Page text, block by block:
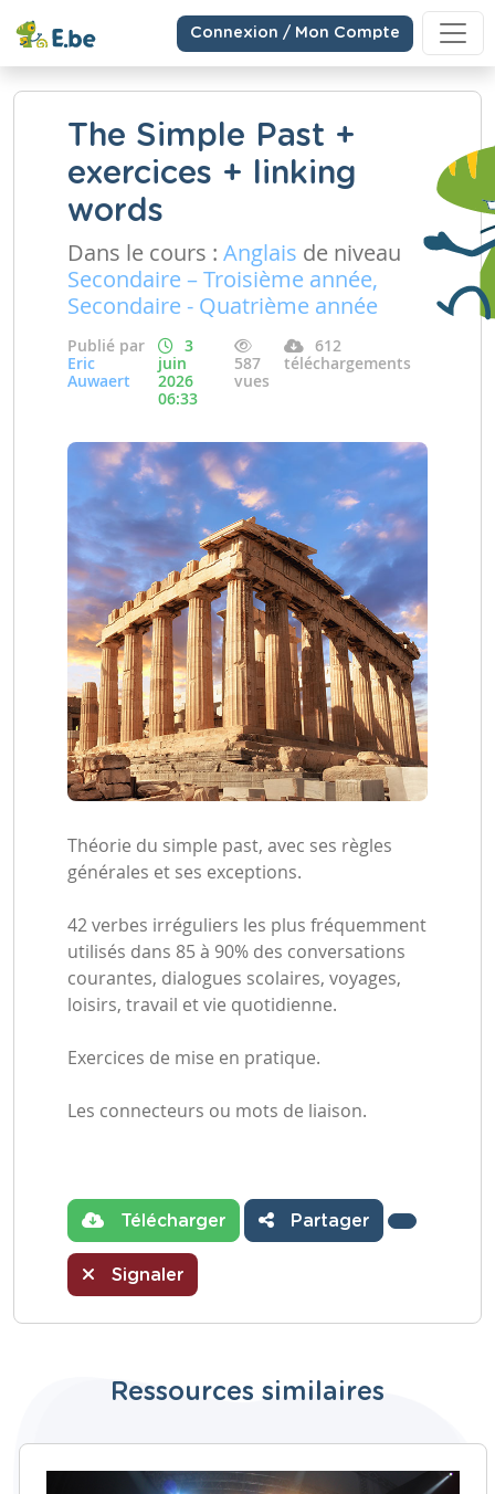
Connexion / Mon Compte
The Simple Past +
exercices + linking
words
Dans le cours : Anglais de niveau
Secondaire – Troisième année,
Secondaire - Quatrième année
Publié par
Eric
Auwaert
3
juin
2026
06:33
587
vues
612
téléchargements
Théorie du simple past, avec ses règles
générales et ses exceptions.
42 verbes irréguliers les plus fréquemment
utilisés dans 85 à 90% des conversations
courantes, dialogues scolaires, voyages,
loisirs, travail et vie quotidienne.
Exercices de mise en pratique.
Les connecteurs ou mots de liaison.
Télécharger Partager
Signaler
Ressources similaires